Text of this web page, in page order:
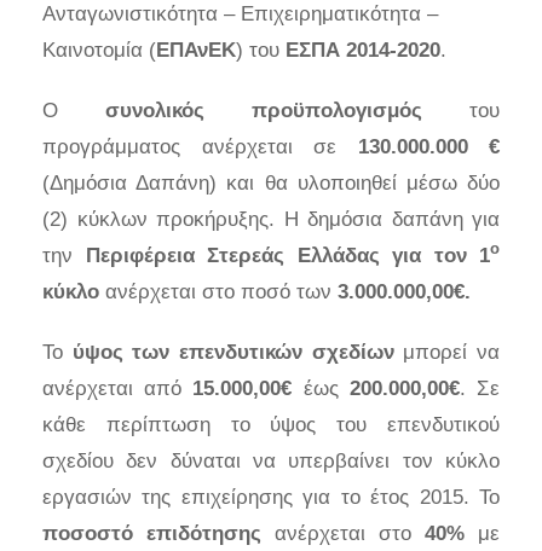
Ανταγωνιστικότητα – Επιχειρηματικότητα –
Καινοτομία (ΕΠΑνΕΚ) του ΕΣΠΑ 2014-2020.
Ο συνολικός προϋπολογισμός του
προγράμματος ανέρχεται σε 130.000.000 €
(Δημόσια Δαπάνη) και θα υλοποιηθεί μέσω δύο
(2) κύκλων προκήρυξης. Η δημόσια δαπάνη για
την Περιφέρεια Στερεάς Ελλάδας για τον 1ο
κύκλο ανέρχεται στο ποσό των 3.000.000,00€.
Το ύψος των επενδυτικών σχεδίωνμπορεί να
ανέρχεται από 15.000,00€ έως 200.000,00€. Σε
κάθε περίπτωση το ύψος του επενδυτικού
σχεδίου δεν δύναται να υπερβαίνει τον κύκλο
εργασιών της επιχείρησης για το έτος 2015. Το
ποσοστό επιδότησης ανέρχεται στο 40% με